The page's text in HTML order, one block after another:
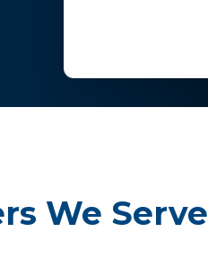
We Serve